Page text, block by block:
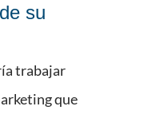
su
trabajar
que